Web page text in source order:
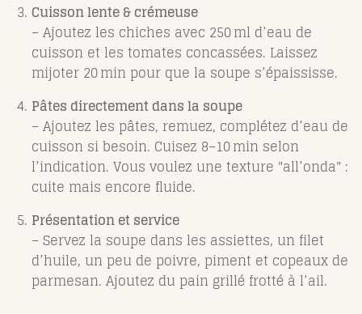
Cuisson lente & crémeuse
– Ajoutez les chiches avec 250 ml d’eau de
cuisson et les tomates concassées. Laissez
mijoter 20 min pour que la soupe s’épaississe.
Pâtes directement dans la soupe
– Ajoutez les pâtes, remuez, complétez d’eau de
cuisson si besoin. Cuisez 8–10 min selon
l’indication. Vous voulez une texture "all’onda" :
cuite mais encore fluide.
Présentation et service
– Servez la soupe dans les assiettes, un filet
d’huile, un peu de poivre, piment et copeaux de
parmesan. Ajoutez du pain grillé frotté à l’ail.